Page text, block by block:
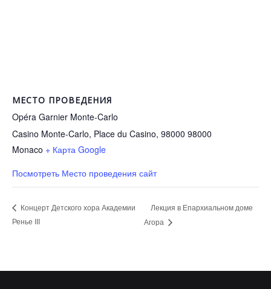
МЕСТО ПРОВЕДЕНИЯ
Opéra Garnier Monte-Carlo
Casino Monte-Carlo, Place du Casino, 98000 98000
Monaco + Карта Google
Посмотреть Место проведения сайт
Концерт Детского хора Академии
Ренье III
Лекция в Епархиальном доме
Агора